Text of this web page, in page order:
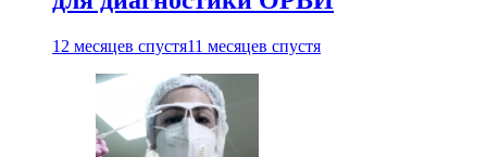
12 месяцев спустя11 месяцев спустя